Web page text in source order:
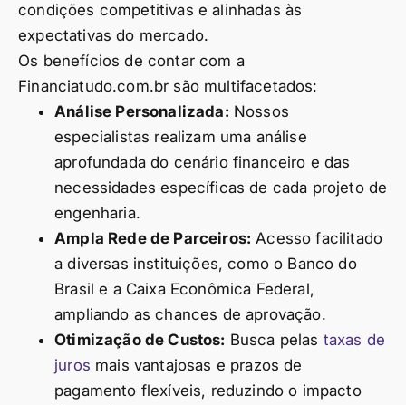
condições competitivas e alinhadas às
expectativas do mercado.
Os benefícios de contar com a
Financiatudo.com.br são multifacetados:
Análise Personalizada: Nossos
especialistas realizam uma análise
aprofundada do cenário financeiro e das
necessidades específicas de cada projeto de
engenharia.
Ampla Rede de Parceiros: Acesso facilitado
a diversas instituições, como o Banco do
Brasil e a Caixa Econômica Federal,
ampliando as chances de aprovação.
Otimização de Custos: Busca pelas taxas de
juros mais vantajosas e prazos de
pagamento flexíveis, reduzindo o impacto